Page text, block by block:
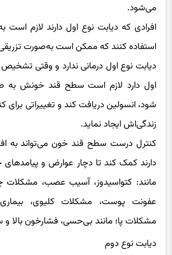
می‌شود.
افرادی که دیابت نوع اول دارند لازم است
استفاده کنند که ممکن است به‌صورت
دیابت نوع اول درمانی ندارد و وقتی
اول دارد لازم است سطح قند خونش
شود، انسولین دریافت کند و تغییراتی
زندگی‌اش ایجاد نماید.
کنترل درست سطح قند خون می‌تواند به
دارند کمک کند تا دچار عوارض و
مانند: کتواسیدوز، آسیب عصب، مشکلات
عفونت پوست، مشکلات کلیوی،
مشکلات پا؛ مانند بی‌حسی، فشارخون بالا
دیابت نوع دوم